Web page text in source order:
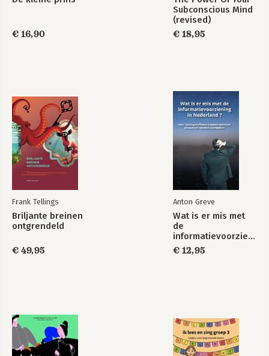
€ 16,90
Subconscious Mind
(revised)
€ 18,95
Frank Tellings
Briljante breinen
ontgrendeld
€ 49,95
Anton Greve
Wat is er mis met
de
informatievoorziening
in Nederland ?
€ 12,95